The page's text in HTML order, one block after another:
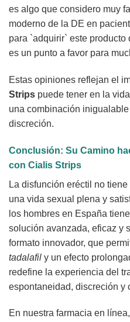
es algo que considero muy
moderno de la DE en
para `adquirir` este
es un punto a favor para
Estas opiniones reflejan el
Strips puede tener en la
una combinación
discreción.
Conclusión: Su Camino
con Cialis Strips
La disfunción eréctil no
una vida sexual plena y
los hombres en España
solución avanzada, eficaz y
formato innovador, que
tadalafil y un efecto
redefine la experiencia del
espontaneidad, discreción y
En nuestra farmacia en